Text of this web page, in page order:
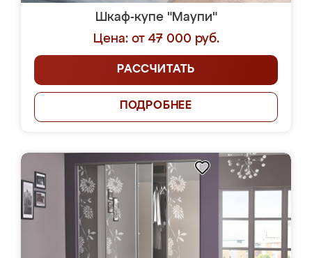
Шкаф-купе "Маупи"
Цена: от 47 000 руб.
РАССЧИТАТЬ
ПОДРОБНЕЕ